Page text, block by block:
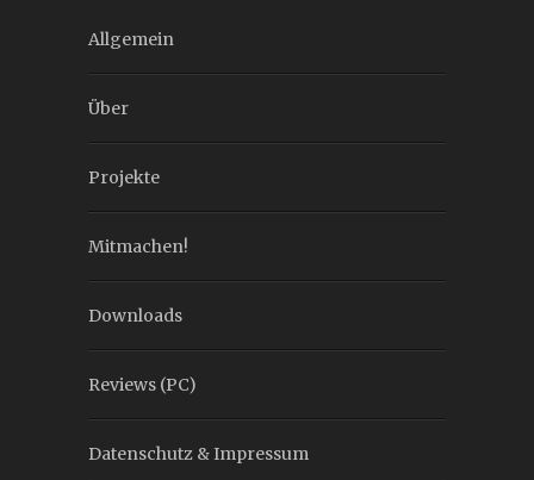
Allgemein
Über
Projekte
Mitmachen!
Downloads
Reviews (PC)
Datenschutz & Impressum